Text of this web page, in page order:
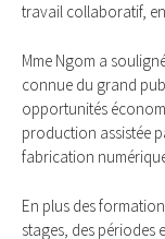
travail collaboratif,
Mme Ngom a
connue du grand
opportunités
production assistée
fabrication
En plus des
stages, des